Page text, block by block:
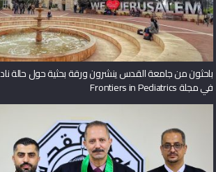
باحثون من جامعة القدس ينشرون ورقة بحثية حول حالة
في مجلة Frontiers in Pediatrics